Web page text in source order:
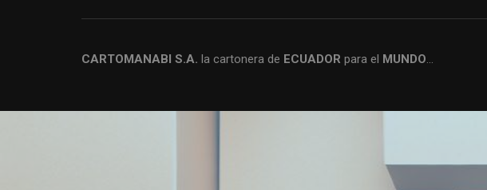
CARTOMANABI S.A. la cartonera de ECUADOR para el MUNDO